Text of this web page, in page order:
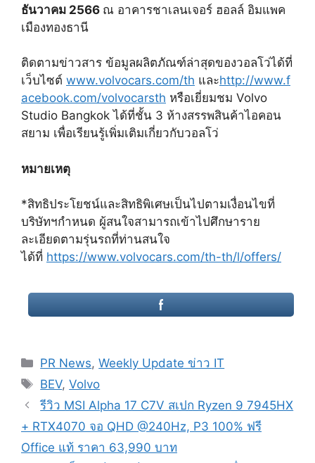
ธันวาคม 2566 ณ อาคารชาเลนเจอร์ ฮอลล์ อิมแพค
เมืองทองธานี
ติดตามข่าวสาร ข้อมูลผลิตภัณฑ์ล่าสุดของวอลโว่ได้ที่
เว็บไซต์ www.volvocars.com/th และhttp://www.f
acebook.com/volvocarsth หรือเยี่ยมชม Volvo
Studio Bangkok ได้ที่ชั้น 3 ห้างสรรพสินค้าไอคอน
สยาม เพื่อเรียนรู้เพิ่มเติมเกี่ยวกับวอลโว่
หมายเหตุ
*สิทธิประโยชน์และสิทธิพิเศษเป็นไปตามเงื่อนไขที่
บริษัทฯกำหนด ผู้สนใจสามารถเข้าไปศึกษาราย
ละเอียดตามรุ่นรถที่ท่านสนใจ
ได้ที่ https://www.volvocars.com/th-th/l/offers/
Categories
PR News,Weekly Update ข่าว IT
Tags
BEV,Volvo
Post
navigation
รีวิว MSI Alpha 17 C7V สเปก Ryzen 9 7945HX
+ RTX4070 จอ QHD @240Hz, P3 100% ฟรี
Office แท้ ราคา 63,990 บาท